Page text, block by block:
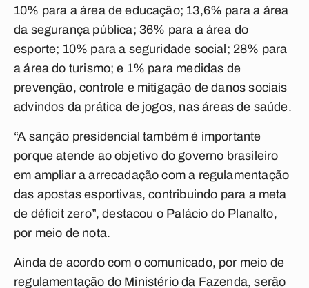
10% para a área de educação; 13,6% para a área
da segurança pública; 36% para a área do
esporte; 10% para a seguridade social; 28% para
a área do turismo; e 1% para medidas de
prevenção, controle e mitigação de danos sociais
advindos da prática de jogos, nas áreas de saúde.
“A sanção presidencial também é importante
porque atende ao objetivo do governo brasileiro
em ampliar a arrecadação com a regulamentação
das apostas esportivas, contribuindo para a meta
de déficit zero”, destacou o Palácio do Planalto,
por meio de nota.
Ainda de acordo com o comunicado, por meio de
regulamentação do Ministério da Fazenda, serão